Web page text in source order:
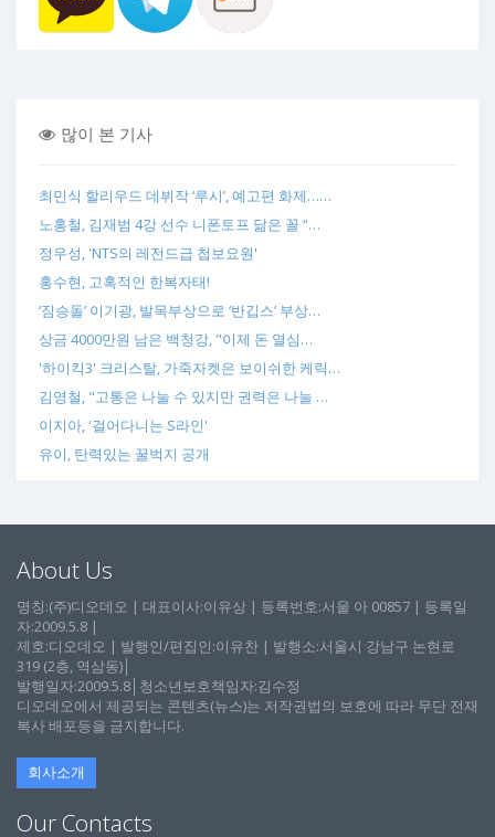
많이 본 기사
최민식 할리우드 데뷔작 ‘루시’, 예고편 화제……
노홍철, 김재범 4강 선수 니폰토프 닮은 꼴 “…
정우성, 'NTS의 레전드급 첩보요원'
홍수현, 고혹적인 한복자태!
‘짐승돌’ 이기광, 발목부상으로 ‘반깁스’ 부상…
상금 4000만원 남은 백청강, "이제 돈 열심…
'하이킥3' 크리스탈, 가죽자켓은 보이쉬한 케릭…
김영철, "고통은 나눌 수 있지만 권력은 나눌 …
이지아, '걸어다니는 S라인'
유이, 탄력있는 꿀벅지 공개
About Us
명칭:(주)디오데오 | 대표이사:이유상 | 등록번호:서울 아 00857 | 등록일
자:2009.5.8 |
제호:디오데오 | 발행인/편집인:이유찬 | 발행소:서울시 강남구 논현로
319 (2층, 역삼동)│
발행일자:2009.5.8│청소년보호책임자:김수정
디오데오에서 제공되는 콘텐츠(뉴스)는 저작권법의 보호에 따라 무단 전재
복사 배포등을 금지합니다.
회사소개
Our Contacts